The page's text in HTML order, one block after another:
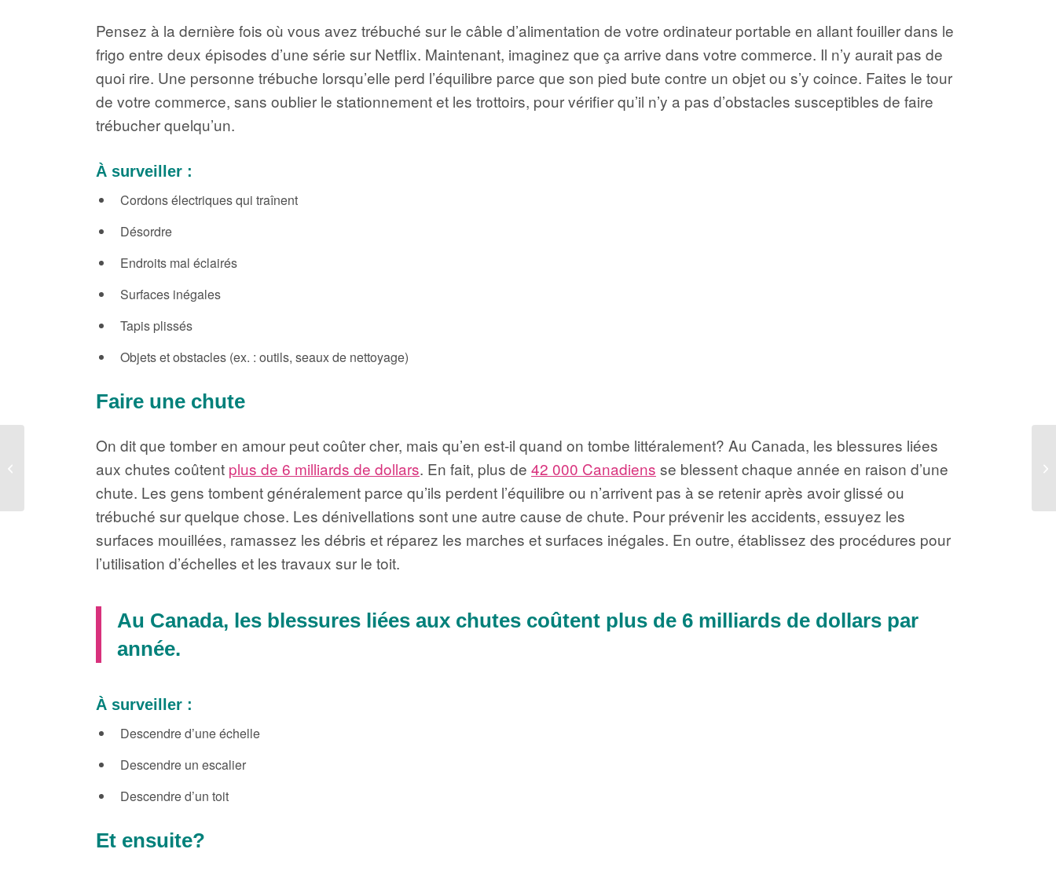
Pensez à la dernière fois où vous avez trébuché sur le câble d’alimentation de votre ordinateur portable en allant fouiller dans le
frigo entre deux épisodes d’une série sur Netflix. Maintenant, imaginez que ça arrive dans votre commerce. Il n’y aurait pas de
quoi rire. Une personne trébuche lorsqu’elle perd l’équilibre parce que son pied bute contre un objet ou s’y coince. Faites le tour
de votre commerce, sans oublier le stationnement et les trottoirs, pour vérifier qu’il n’y a pas d’obstacles susceptibles de faire
trébucher quelqu’un.
À surveiller :
Cordons électriques qui traînent
Désordre
Endroits mal éclairés
Surfaces inégales
Tapis plissés
Objets et obstacles (ex. : outils, seaux de nettoyage)
Faire une chute
On dit que tomber en amour peut coûter cher, mais qu’en est-il quand on tombe littéralement? Au Canada, les blessures liées
aux chutes coûtent plus de 6 milliards de dollars. En fait, plus de 42 000 Canadiens se blessent chaque année en raison d’une
chute. Les gens tombent généralement parce qu’ils perdent l’équilibre ou n’arrivent pas à se retenir après avoir glissé ou
trébuché sur quelque chose. Les dénivellations sont une autre cause de chute. Pour prévenir les accidents, essuyez les
surfaces mouillées, ramassez les débris et réparez les marches et surfaces inégales. En outre, établissez des procédures pour
l’utilisation d’échelles et les travaux sur le toit.
Au Canada, les blessures liées aux chutes coûtent plus de 6 milliards de dollars par
année.
À surveiller :
Descendre d’une échelle
Descendre un escalier
Descendre d’un toit
Et ensuite?
De bonnes raisons de
assurance pour petites